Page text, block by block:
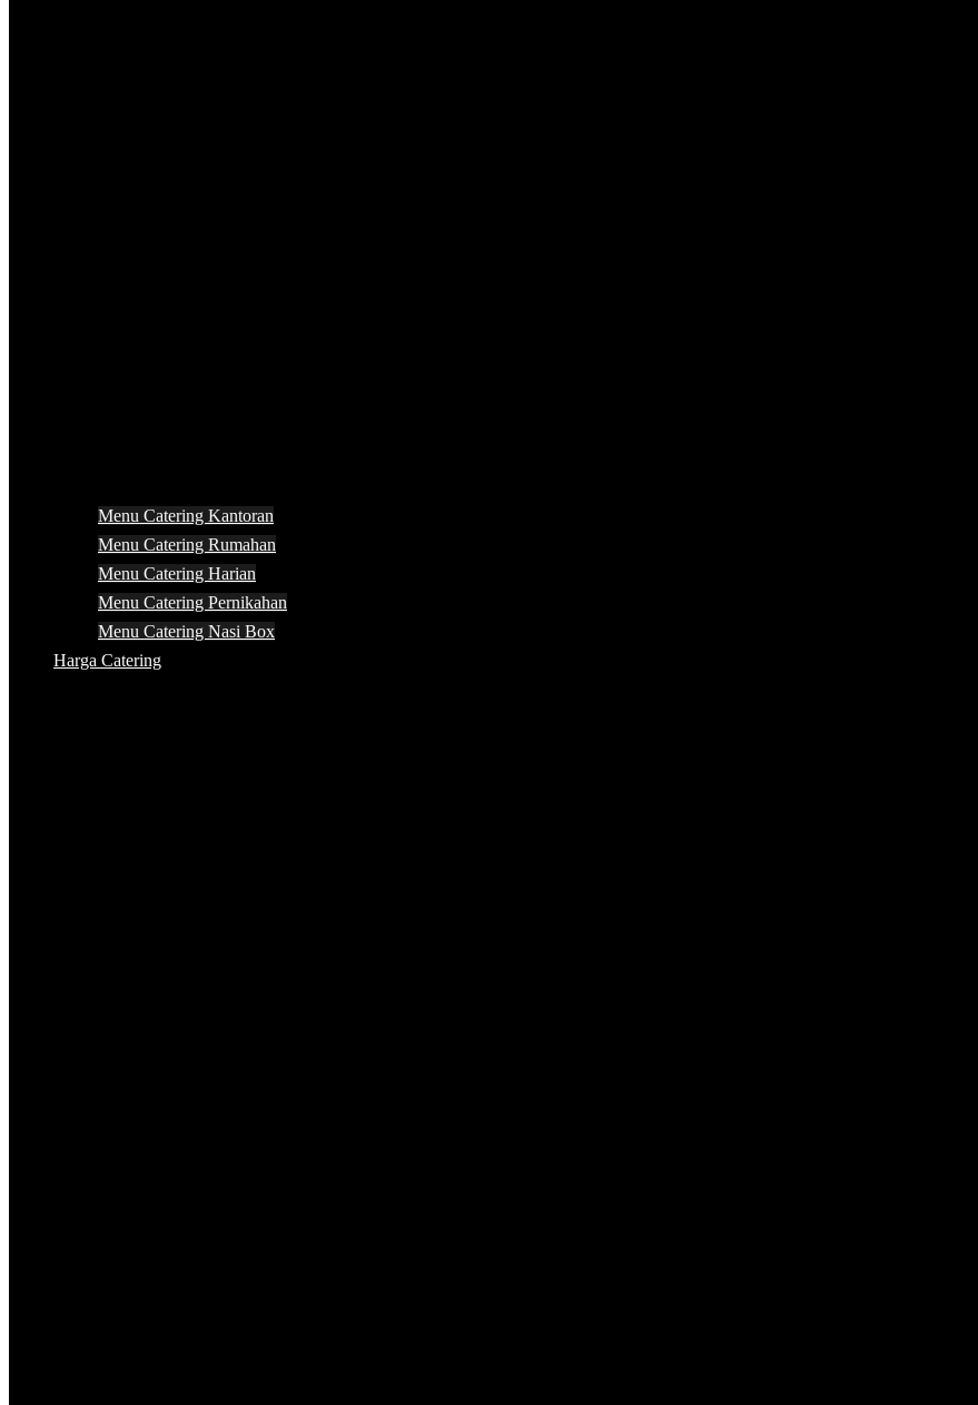
Menu Catering Kantoran
Menu Catering Rumahan
Menu Catering Harian
Menu Catering Pernikahan
Menu Catering Nasi Box
Harga Catering